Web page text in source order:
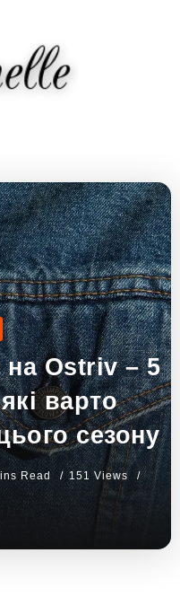
на Ostriv – 5
варто
сезону
Read
151 Views